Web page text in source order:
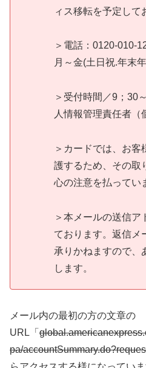
ィス移転を予定して
＞電話：0120-010-
月～金(土日祝.年末
＞受付時間／9；30
人情報管理責任者（
＞カードでは、お客
護するため、その取
心の注意を払ってい
＞本メールの送信ア
ております。返信メ
承りかねますので、
します。
メール内の最初の方の文章の
URL「
pa/